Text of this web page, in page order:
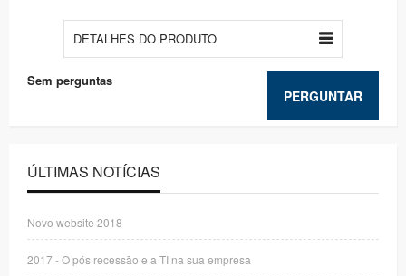
DETALHES DO PRODUTO
PERGUNTAR
Sem perguntas
ÚLTIMAS NOTÍCIAS
Novo website 2018
2017 - O pós recessão e a TI na sua empresa